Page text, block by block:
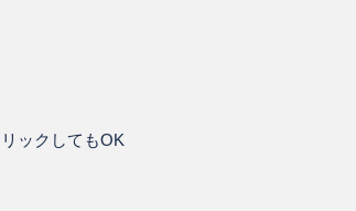
ックしてもOK